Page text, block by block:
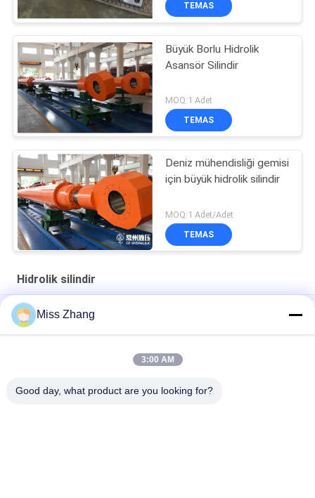
TEMAS
Büyük Borlu Hidrolik
Asansör Silindir
MOQ:1 Adet
TEMAS
Deniz mühendisliği gemisi
için büyük hidrolik silindir
MOQ:1 Adet/Adet
TEMAS
Hidrolik silindir
Yağ Endüstrisi için Radyal Kapısı Ağır Hidrolik Silindir / Kaldırma
SilindirMiss Zhang
3:00 AM
Good day, what product are you looking for?